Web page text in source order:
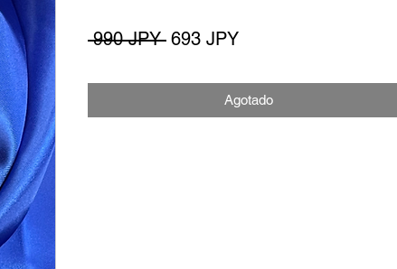
990 JPY Precio
693 JPYPrecio
oferta
Agotado